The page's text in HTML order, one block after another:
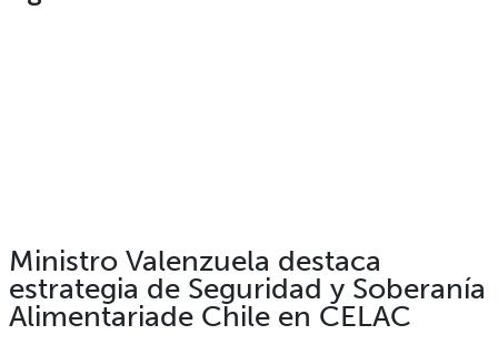
Ministro Valenzuela destaca
estrategia de Seguridad y Soberanía
Alimentariade Chile en CELAC